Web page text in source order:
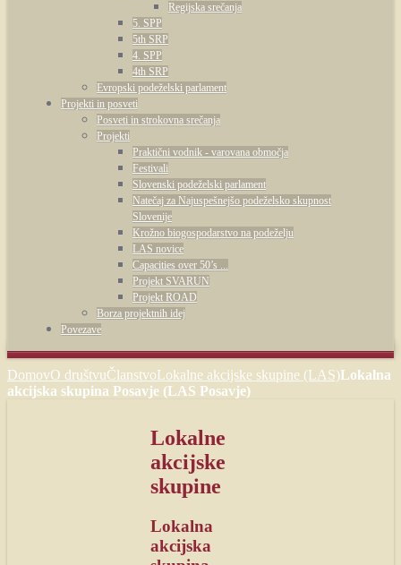
Regijska srečanja
5. SPP
5th SRP
4. SPP
4th SRP
Evropski podeželski parlament
Projekti in posveti
Posveti in strokovna srečanja
Projekti
Praktični vodnik - varovana območja
Festivali
Slovenski podeželski parlament
Natečaj za Najuspešnejšo podeželsko skupnost
Slovenije
Krožno biogospodarstvo na podeželju
LAS novice
Capacities over 50’s ...
Projekt SVARUN
Projekt ROAD
Borza projektnih idej
Povezave
DomovO društvuČlanstvoLokalne akcijske skupine (LAS)Lokalna
akcijska skupina Posavje (LAS Posavje)
Lokalne
akcijske
skupine
Lokalna
akcijska